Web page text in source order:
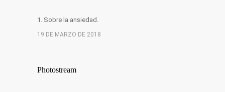
1. Sobre la ansiedad.
19 DE MARZO DE 2018
Photostream